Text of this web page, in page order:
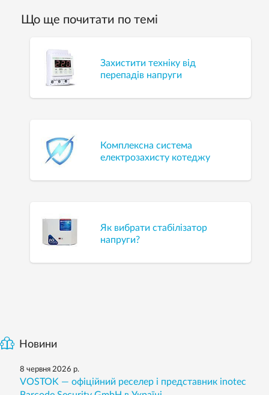
Що ще почитати по темі
Захистити техніку від
перепадів напруги
Комплексна система
електрозахисту котеджу
Як вибрати стабілізатор
напруги?
Новини
8 червня 2026 р.
VOSTOK — офіційний реселер і представник inotec